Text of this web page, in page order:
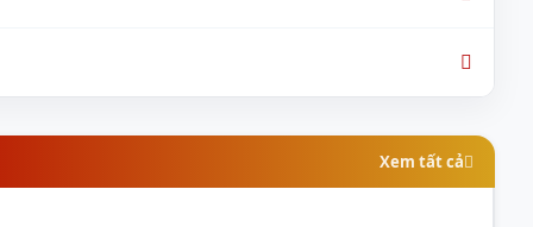
Xem tất cả